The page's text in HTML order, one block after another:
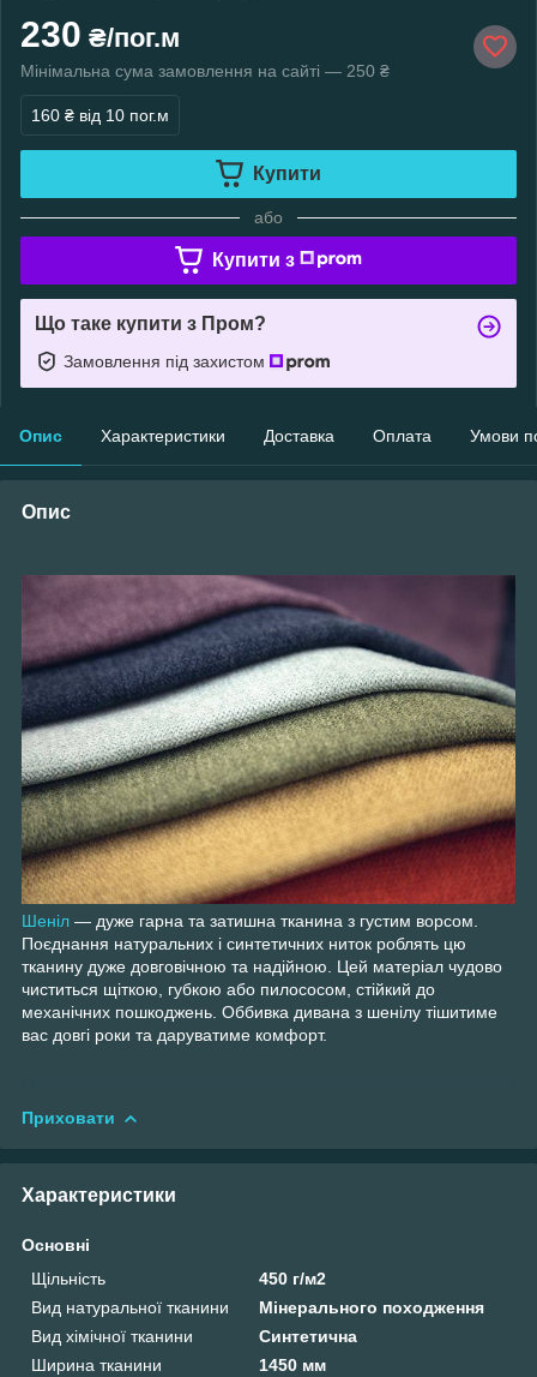
230 ₴/пог.м
Мінімальна сума замовлення на сайті — 250 ₴
160 ₴ від 10 пог.м
Купити
або
Купити з
Що таке купити з Пром?
Замовлення під захистом
Опис Характеристики Доставка Оплата Умови
Опис
Шеніл — дуже гарна та затишна тканина з густим ворсом.
Поєднання натуральних і синтетичних ниток роблять цю
тканину дуже довговічною та надійною. Цей матеріал чудово
чиститься щіткою, губкою або пилососом, стійкий до
механічних пошкоджень. Оббивка дивана з шенілу тішитиме
вас довгі роки та даруватиме комфорт.
Приховати
Характеристики
Основні
Щільність
450 г/м2
Вид натуральної тканини
Мінерального походження
Вид хімічної тканини
Синтетична
Ширина тканини
1450 мм